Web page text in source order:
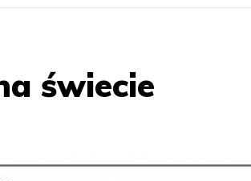
świecie